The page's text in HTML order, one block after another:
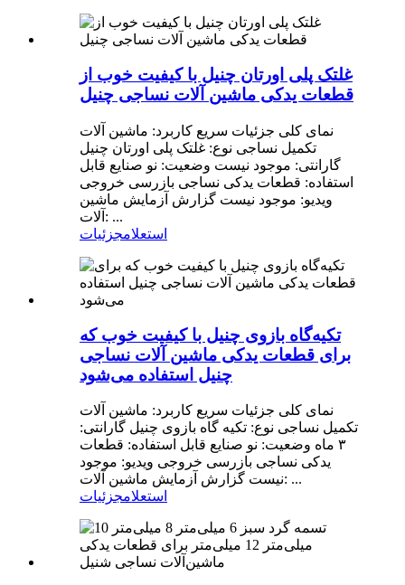
غلتک پلی اورتان چنیل با کیفیت خوب از
قطعات یدکی ماشین آلات نساجی چنیل
نمای کلی جزئیات سریع کاربرد: ماشین آلات
تکمیل نساجی نوع: غلتک پلی اورتان چنیل
گارانتی: موجود نیست وضعیت: نو صنایع قابل
استفاده: قطعات یدکی نساجی بازرسی خروجی
ویدیو: موجود نیست گزارش آزمایش ماشین
آلات: ...
استعلامجزئیات
تکیه‌گاه بازوی چنیل با کیفیت خوب که
برای قطعات یدکی ماشین آلات نساجی
چنیل استفاده می‌شود
نمای کلی جزئیات سریع کاربرد: ماشین آلات
تکمیل نساجی نوع: تکیه گاه بازوی چنیل گارانتی:
۳ ماه وضعیت: نو صنایع قابل استفاده: قطعات
یدکی نساجی بازرسی خروجی ویدیو: موجود
نیست گزارش آزمایش ماشین آلات: ...
استعلامجزئیات